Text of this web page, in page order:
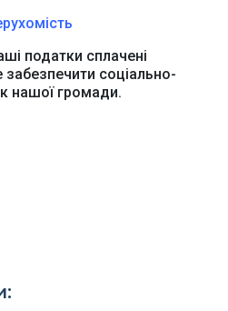
податки сплачені
соціально-
нашої громади.
Офіційний веб-сайт